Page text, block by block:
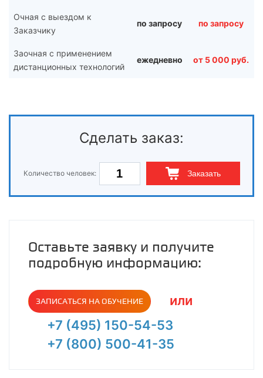
Очная с выездом к
Заказчику
по запросу по запросу
Заочная с применением
дистанционных технологий
ежедневно от 5 000 руб.
Сделать заказ:
Количество человек: Заказать
Оставьте заявку и получите
подробную информацию:
ЗАПИСАТЬСЯ НА ОБУЧЕНИЕ
или
+7 (495) 150-54-53
+7 (800) 500-41-35